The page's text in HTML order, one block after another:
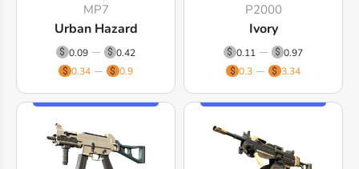
MP7
Urban Hazard
0.09
0.42
0.34
0.9
P2000
Ivory
0.11
0.97
0.3
3.34